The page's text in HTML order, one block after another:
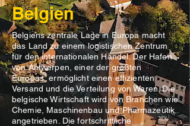
Belgien
Belgiens zentrale Lage in Europa macht
das Land zu einem logistischen Zentrum
für den internationalen Handel. Der Hafen
von Antwerpen, einer der größten
Europas, ermöglicht einen effizienten
Versand und die Verteilung von Waren. Die
belgische Wirtschaft wird von Branchen wie
Chemie, Maschinenbau und Pharmazeutik
angetrieben. Die fortschrittliche